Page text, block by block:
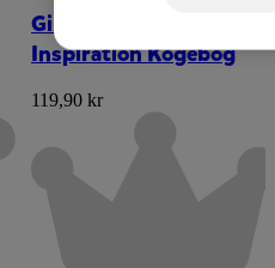
Girl Dinner Snack
Inspiration Kogebog
119,90 kr